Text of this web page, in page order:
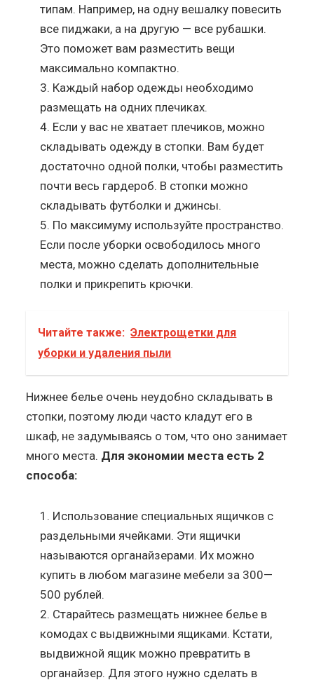
типам. Например, на одну вешалку повесить
все пиджаки, а на другую — все рубашки.
Это поможет вам разместить вещи
максимально компактно.
Каждый набор одежды необходимо
размещать на одних плечиках.
Если у вас не хватает плечиков, можно
складывать одежду в стопки. Вам будет
достаточно одной полки, чтобы разместить
почти весь гардероб. В стопки можно
складывать футболки и джинсы.
По максимуму используйте пространство.
Если после уборки освободилось много
места, можно сделать дополнительные
полки и прикрепить крючки.
Читайте также: Электрощетки для
уборки и удаления пыли
Нижнее белье очень неудобно складывать в
стопки, поэтому люди часто кладут его в
шкаф, не задумываясь о том, что оно занимает
много места. Для экономии места есть 2
способа:
Использование специальных ящичков с
раздельными ячейками. Эти ящички
называются органайзерами. Их можно
купить в любом магазине мебели за 300—
500 рублей.
Старайтесь размещать нижнее белье в
комодах с выдвижными ящиками. Кстати,
выдвижной ящик можно превратить в
органайзер. Для этого нужно сделать в